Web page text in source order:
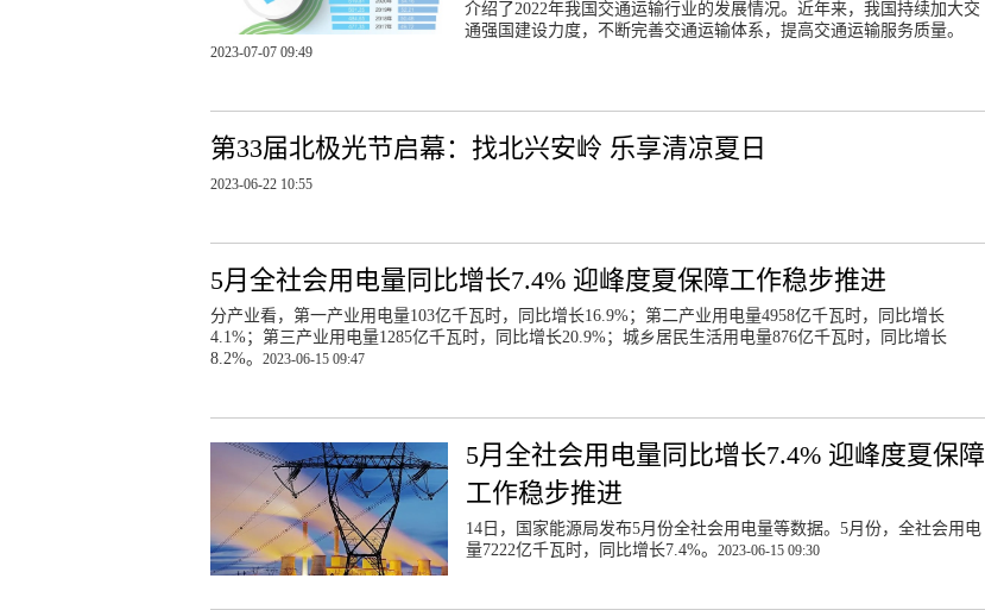
介绍了2022年我国交通运输行业的发展情况。近年来，我国持续加大交
通强国建设力度，不断完善交通运输体系，提高交通运输服务质量。
2023-07-07 09:49
第33届北极光节启幕：找北兴安岭 乐享清凉夏日
2023-06-22 10:55
5月全社会用电量同比增长7.4% 迎峰度夏保障工作稳步推进
分产业看，第一产业用电量103亿千瓦时，同比增长16.9%；第二产业用电量4958亿千瓦时，同比增长
4.1%；第三产业用电量1285亿千瓦时，同比增长20.9%；城乡居民生活用电量876亿千瓦时，同比增长
8.2%。 2023-06-15 09:47
5月全社会用电量同比增长7.4% 迎峰度夏保障
工作稳步推进
14日，国家能源局发布5月份全社会用电量等数据。5月份，全社会用电
量7222亿千瓦时，同比增长7.4%。 2023-06-15 09:30